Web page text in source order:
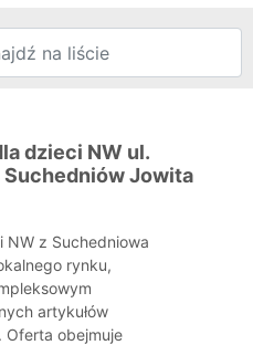
dzieci NW ul.
Suchedniów Jowita
NW z Suchedniowa
rynku,
artykułów
obejmuje